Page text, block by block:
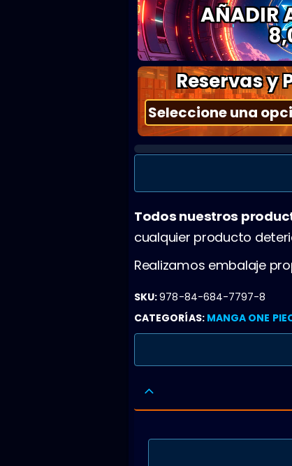
AÑADIR
Reservas y
Todos nuestros
cualquier producto
Realizamos embalaje
SKU:978-84-684-7797-8
CATEGORÍAS: MANGA ONE